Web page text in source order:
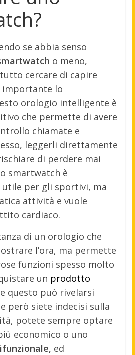
se abbia senso
o meno,
cercare di capire
importante lo
orologio intelligente è
che permette di avere
chiamate e
leggerli direttamente
di perdere mai
smartwatch è
per gli sportivi, ma
attività e vuole
cardiaco.
di un orologio che
l’ora, ma permette
funzioni spesso molto
un prodotto
questo può rivelarsi
però siete indecisi sulla
potete sempre optare
economico o uno
ed